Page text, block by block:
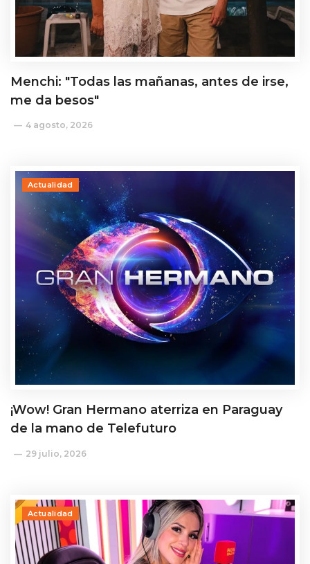
Menchi: "Todas las mañanas, antes de irse,
me da besos"
4 agosto, 2026
Actualidad
¡Wow! Gran Hermano aterriza en Paraguay
de la mano de Telefuturo
29 julio, 2026
Actualidad